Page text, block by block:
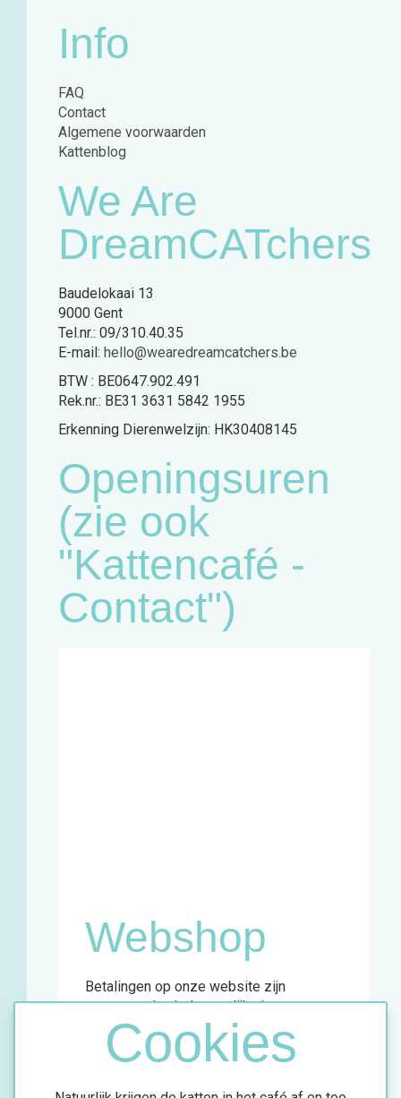
Cookies
Info
FAQ
Contact
Algemene voorwaarden
Kattenblog
We Are
DreamCATchers
Baudelokaai 13
9000 Gent
Tel.nr.: 09/310.40.35
E-mail: hello@wearedreamcatchers.be
BTW : BE0647.902.491
Rek.nr.: BE31 3631 5842 1955
Erkenning Dierenwelzijn: HK30408145
Openingsuren
(zie ook
"Kattencafé -
Contact")
Webshop
Betalingen op onze website zijn
momenteel enkel mogelijk via
overschrijving.
Meer info vind je in de bevestigingsmail
van jouw aankoop.